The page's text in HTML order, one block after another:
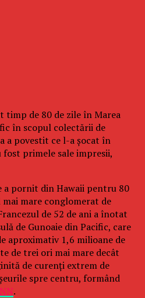
timp de 80 de zile în Marea
în scopul colectării de
a povestit ce l-a şocat în
primele sale impresii,
a pornit din Hawaii pentru 80
mare conglomerat de
de 52 de ani a înotat
de Gunoaie din Pacific, care
aproximativ 1,6 milioane de
de trei ori mai mare decât
de curenţi extrem de
spre centru, formând
.